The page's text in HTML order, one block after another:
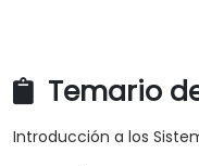
Temario
Introducción a los